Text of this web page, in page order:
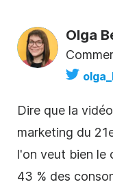
Olga
Dire que la
marketing du
l'on veut bien le
43 % des